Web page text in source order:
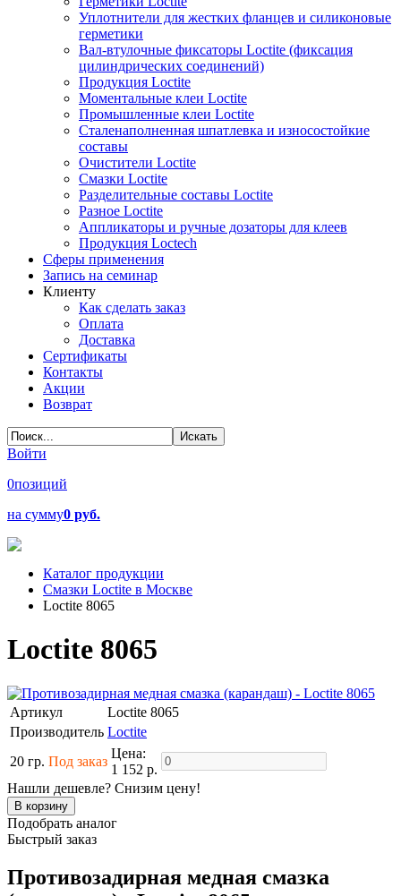
Уплотнители для жестких фланцев и силиконовые
герметики
Вал-втулочные фиксаторы Loctite (фиксация
цилиндрических соединений)
Продукция Loctite
Моментальные клеи Loctite
Промышленные клеи Loctite
Сталенаполненная шпатлевка и износостойкие
составы
Очистители Loctite
Смазки Loctite
Разделительные составы Loctite
Разное Loctite
Аппликаторы и ручные дозаторы для клеев
Продукция Loctech
Сферы применения
Запись на семинар
Клиенту
Как сделать заказ
Оплата
Доставка
Сертификаты
Контакты
Акции
Возврат
Войти
0позиций
на сумму0 руб.
Каталог продукции
Смазки Loctite в Москве
Loctite 8065
Loctite 8065
Артикул
Loctite 8065
Производитель Loctite
20 гр. Под заказ
Цена:
1 152 р.
Нашли дешевле? Снизим цену!
Подобрать аналог
Быстрый заказ
Противозадирная медная смазка